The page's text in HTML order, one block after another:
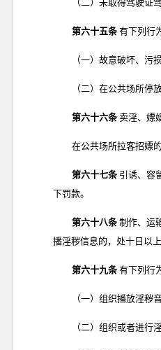
（二）未取得驾驶证
第六十五条 有下列行
（一）故意破坏、污
（二）在公共场所停
第六十六条 卖淫、嫖
在公共场所拉客招嫖
第六十七条 引诱、容
下罚款。
第六十八条 制作、运
播淫秽信息的，处十日以
第六十九条 有下列行
（一）组织播放淫秽
（二）组织或者进行